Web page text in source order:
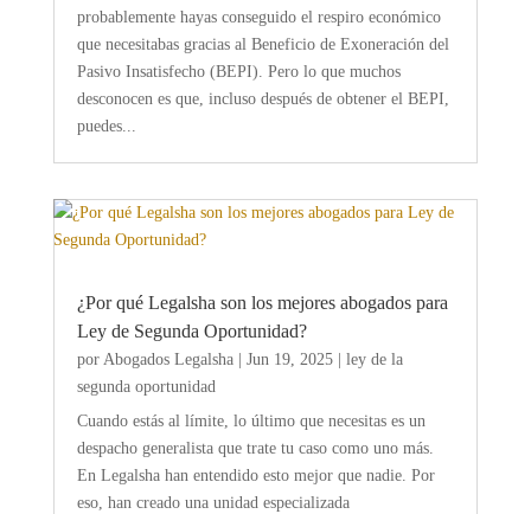
probablemente hayas conseguido el respiro económico
que necesitabas gracias al Beneficio de Exoneración del
Pasivo Insatisfecho (BEPI). Pero lo que muchos
desconocen es que, incluso después de obtener el BEPI,
puedes...
¿Por qué Legalsha son los mejores abogados para
Ley de Segunda Oportunidad?
por Abogados Legalsha| Jun 19, 2025| ley de la
segunda oportunidad
Cuando estás al límite, lo último que necesitas es un
despacho generalista que trate tu caso como uno más.
En Legalsha han entendido esto mejor que nadie. Por
eso, han creado una unidad especializada